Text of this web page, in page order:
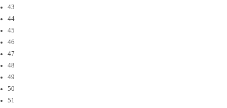
43
44
45
46
47
48
49
50
51